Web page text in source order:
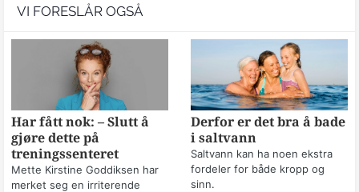
VI FORESLÅR OGSÅ
Har fått nok: – Slutt å
gjøre dette på
treningssenteret
Mette Kirstine Goddiksen har
merket seg en irriterende
Derfor er det bra å bade
i saltvann
Saltvann kan ha noen ekstra
fordeler for både kropp og
sinn.